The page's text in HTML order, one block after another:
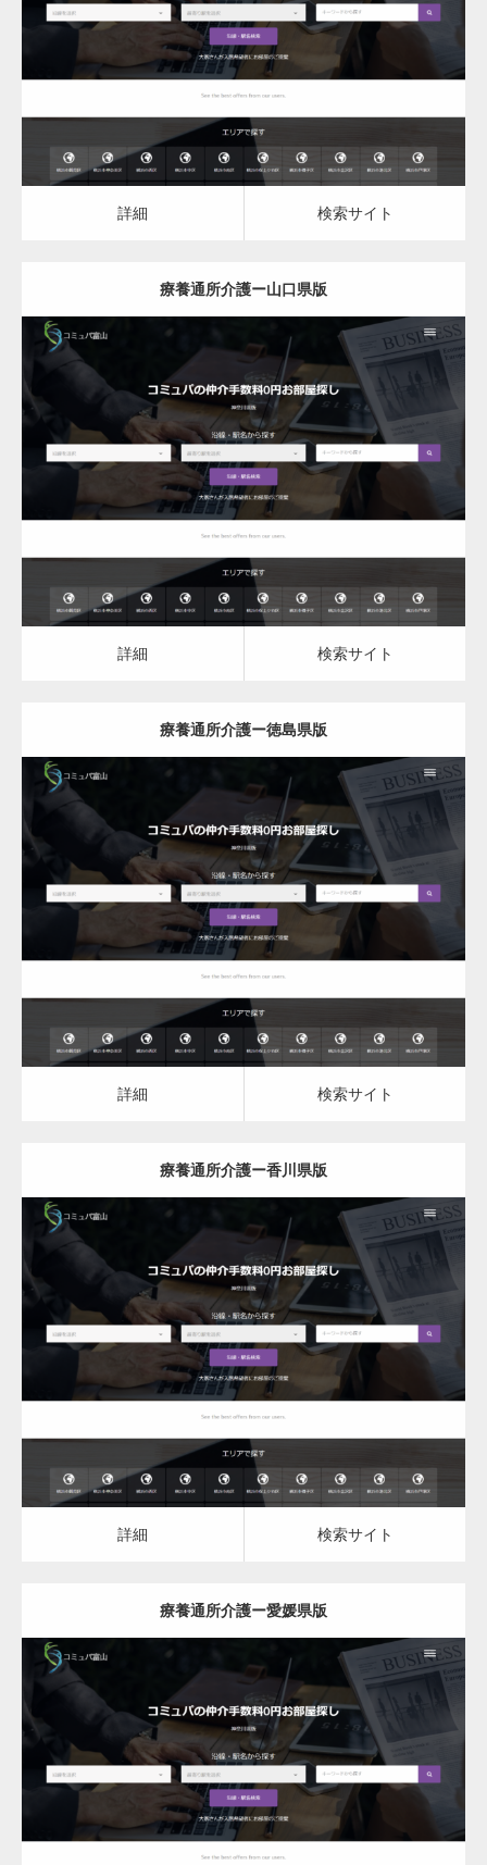
検索サイト
詳細 検索サイト
療養通所介護ー山口県版
更新日：2023.03.09
検索サイト
詳細 検索サイト
療養通所介護ー徳島県版
更新日：2023.03.09
検索サイト
詳細 検索サイト
療養通所介護ー香川県版
更新日：2023.03.09
検索サイト
詳細 検索サイト
療養通所介護ー愛媛県版
更新日：2023.03.09
検索サイト